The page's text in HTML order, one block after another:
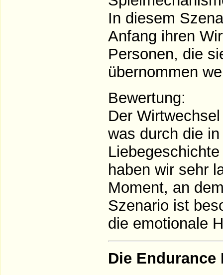
In diesem
Anfang ihren
Personen, die
übernommen
Bewertung:
Der
was durch die
haben wir sehr
Moment, an
Szenario ist
die emotionale
Die